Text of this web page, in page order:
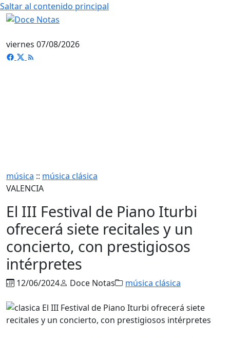
Saltar al contenido principal
viernes 07/08/2026
música :: música clásica
VALENCIA
El III Festival de Piano Iturbi
ofrecerá siete recitales y un
concierto, con prestigiosos
intérpretes
12/06/2024 Doce Notas música clásica